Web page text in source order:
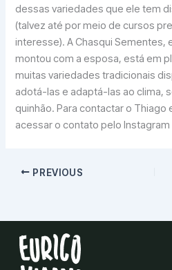
dessas variedades que ele tem
(talvez até por meio de cursos
interesse). A Chasqui Sementes,
montou com a esposa, está em
muitas variedades tradicionais
adotá-las e adaptá-las ao clima,
quinhão. Para contactar o
acessar o contato pelo
PREVIOUS